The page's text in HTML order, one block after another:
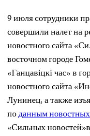
9 июля сотрудники
совершили налет на
новостного сайта
восточном городе
«Ганцавіцкі час» в
новостного сайта
Лунинец, а также
поданным
«Сильных новостей»в